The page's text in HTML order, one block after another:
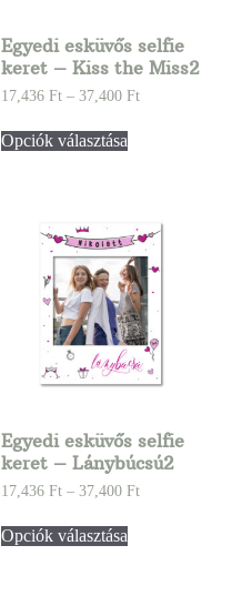
Egyedi esküvős selfie
keret – Kiss the Miss2
17,436Ft – 37,400Ft
Opciók választása
Egyedi esküvős selfie
keret – Lánybúcsú2
17,436Ft – 37,400Ft
Opciók választása